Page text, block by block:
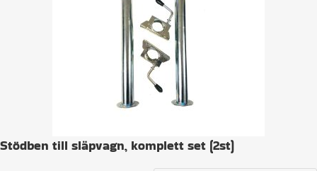
Stödben till släpvagn, komplett set (2st)